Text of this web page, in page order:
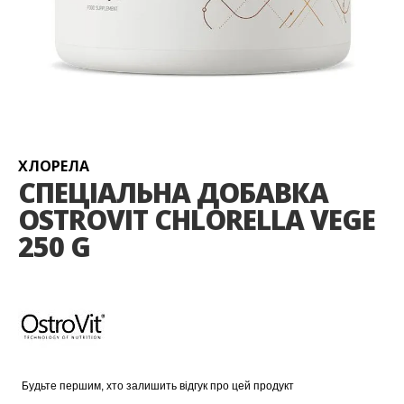
галереї
зображень
ХЛОРЕЛА
СПЕЦІАЛЬНА ДОБАВКА
OSTROVIT CHLORELLA VEGE
250 G
Будьте першим, хто залишить відгук про цей продукт